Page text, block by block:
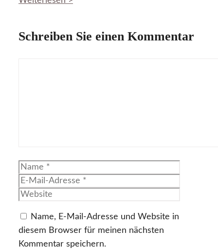
Schreiben Sie einen Kommentar
Name
Name, E-Mail-Adresse und Website in
diesem Browser für meinen nächsten
Kommentar speichern.